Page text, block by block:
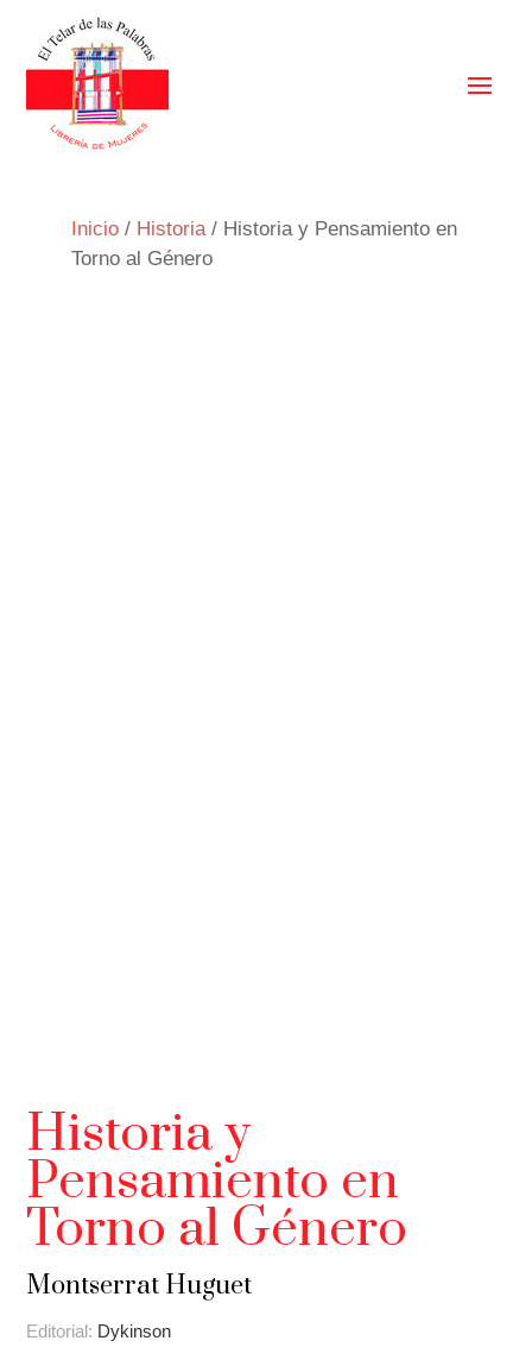
Inicio / Historia/ Historia y Pensamiento en
Torno al Género
Historia y
Pensamiento en
Torno al Género
Montserrat Huguet
Editorial: Dykinson